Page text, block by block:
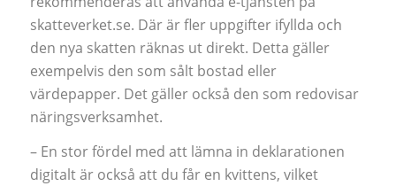
skatteverket.se. Där är fler uppgifter ifyllda och
den nya skatten räknas ut direkt. Detta gäller
exempelvis den som sålt bostad eller
värdepapper. Det gäller också den som redovisar
näringsverksamhet.
– En stor fördel med att lämna in deklarationen
digitalt är också att du får en kvittens, vilket